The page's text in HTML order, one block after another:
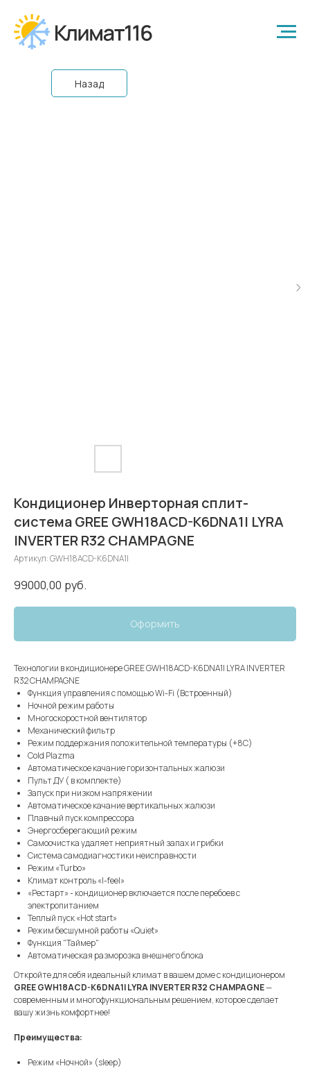
Назад
Кондиционер Инверторная сплит-
система GREE GWH18ACD-K6DNA1I LYRA
INVERTER R32 CHAMPAGNE
Артикул:GWH18ACD-K6DNA1I
99000,00 руб.
Оформить
Технологии в кондиционере GREE GWH18ACD-K6DNA1I LYRA INVERTER
R32 CHAMPAGNE
Функция управления с помощью Wi-Fi (Встроенный)
Ночной режим работы
Многоскоростной вентилятор
Механический фильтр
Режим поддержания положительной температуры (+8С)
Cold Plazma
Автоматическое качание горизонтальных жалюзи
Пульт ДУ ( в комплекте)
Запуск при низком напряжении
Автоматическое качание вертикальных жалюзи
Плавный пуск компрессора
Энергосберегающий режим
Самоочистка удаляет неприятный запах и грибки
Система самодиагностики неисправности
Режим «Turbo»
Климат контроль «I-feel»
«Рестарт» - кондиционер включается после перебоев с
электропитанием
Теплый пуск «Hot start»
Режим бесшумной работы «Quiet»
Функция "Таймер"
Автоматическая разморозка внешнего блока
Откройте для себя идеальный климат в вашем доме с кондиционером
GREE GWH18ACD-K6DNA1I LYRA INVERTER R32 CHAMPAGNE—
современным и многофункциональным решением, которое сделает
вашу жизнь комфортнее!
Преимущества:
Режим «Ночной» (sleep)